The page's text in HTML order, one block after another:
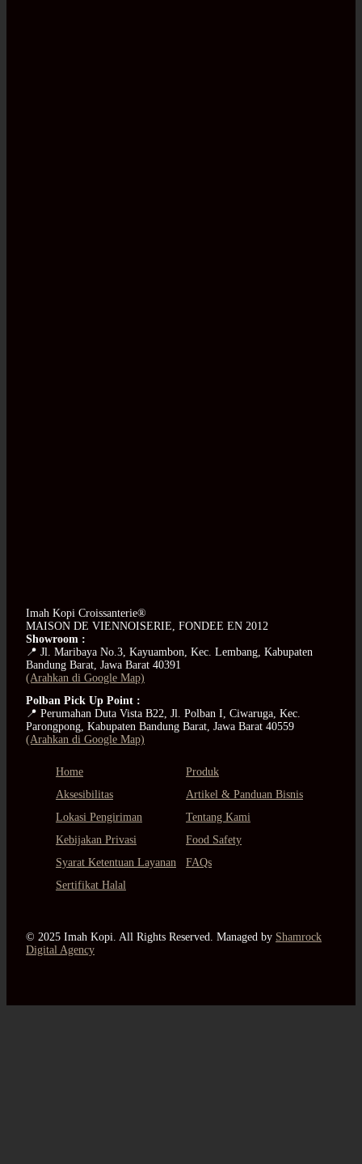
Imah Kopi Croissanterie®
MAISON DE VIENNOISERIE, FONDEE EN 2012
Showroom :
📍 Jl. Maribaya No.3, Kayuambon, Kec. Lembang, Kabupaten
Bandung Barat, Jawa Barat 40391
(Arahkan di Google Map)
Polban Pick Up Point :
📍 Perumahan Duta Vista B22, Jl. Polban I, Ciwaruga, Kec.
Parongpong, Kabupaten Bandung Barat, Jawa Barat 40559
(Arahkan di Google Map)
Home
Produk
Aksesibilitas
Artikel & Panduan Bisnis
Lokasi Pengiriman
Tentang Kami
Kebijakan Privasi
Food Safety
Syarat Ketentuan Layanan
FAQs
Sertifikat Halal
© 2025 Imah Kopi. All Rights Reserved. Managed by Shamrock
Digital Agency